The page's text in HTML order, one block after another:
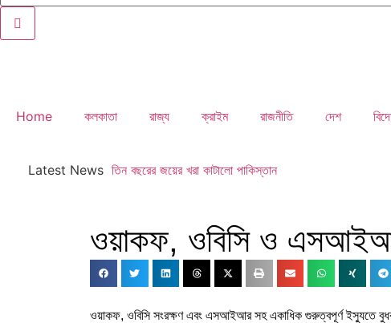
Home কলকাতা রাজ্য ক্রাইম রাজনীতি দেশ
Latest News তিন বছরের জয়ের খরা কাটালো পাকিস্তান
ওয়াকফ, ওবিসি ও
ওয়াকফ, ওবিসি সংরক্ষণ এবং এসআইআর সহ একাধিক গুরুত্বপূর্ণ ইস্যুতে